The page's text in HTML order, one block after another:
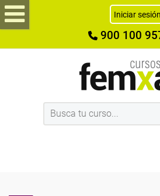
Iniciar sesión
900 100